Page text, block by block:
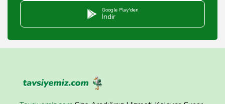
Google Play'den
İndir